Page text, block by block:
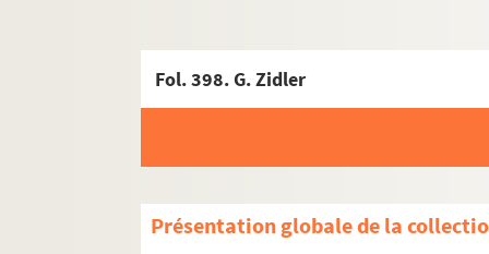
Fol. 398. G. Zidler
Présentation globale de la